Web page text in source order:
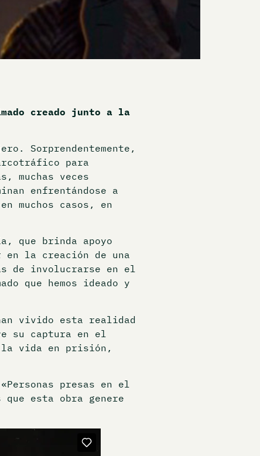
creado junto a la
Sorprendentemente,
para
muchas veces
enfrentándose a
muchos casos, en
que brinda apoyo
la creación de una
de involucrarse en el
que hemos ideado y
vivido esta realidad
su captura en el
vida en prisión,
presas en el
esta obra genere